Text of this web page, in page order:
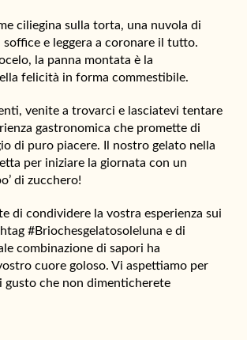
ciliegina sulla torta, una nuvola di
soffice e leggera a coronare il tutto.
la panna montata è la
felicità in forma commestibile.
venite a trovarci e lasciatevi tentare
gastronomica che promette di
di puro piacere. Il nostro gelato nella
per iniziare la giornata con un
di zucchero!
di condividere la vostra esperienza sui
#Briochesgelatosoleluna e di
combinazione di sapori ha
cuore goloso. Vi aspettiamo per
gusto che non dimenticherete